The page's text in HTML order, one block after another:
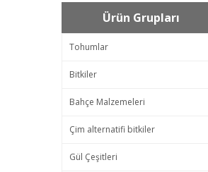
Ürün Grupları
Tohumlar
Bitkiler
Bahçe Malzemeleri
Çim alternatifi bitkiler
Gül Çeşitleri